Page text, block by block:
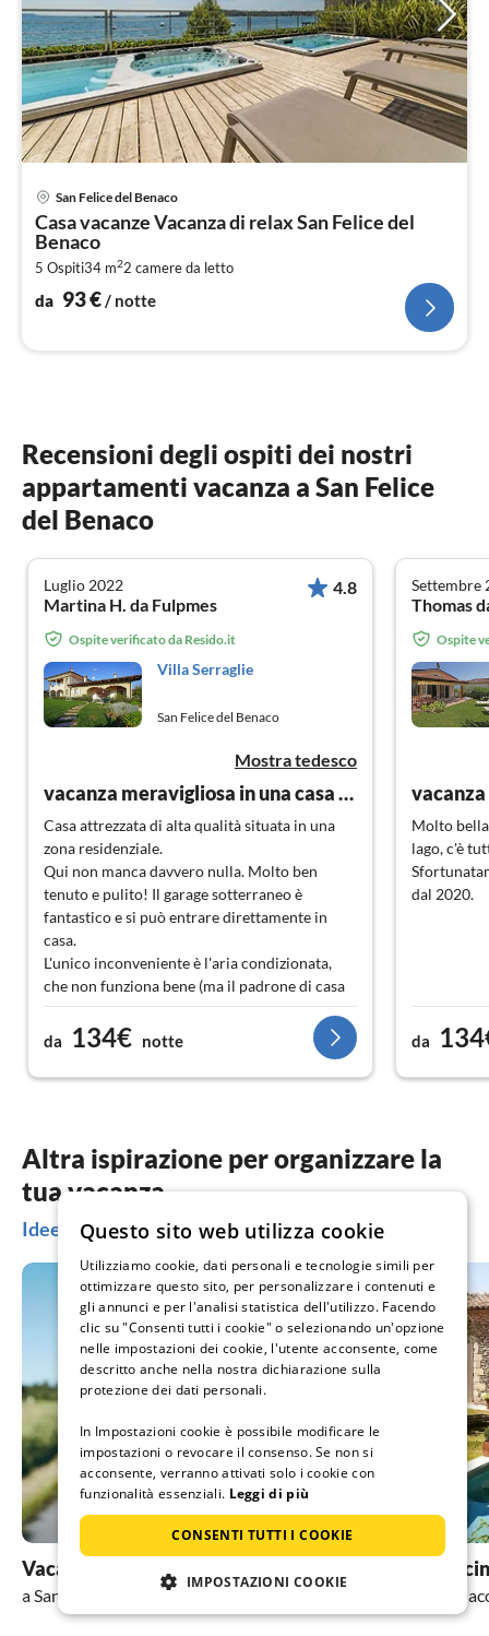
San Felice del Benaco
Casa vacanze Vacanza di relax San Felice del
Benaco
5 Ospiti34 m22 camere da letto
da 93€/ notte
Recensioni degli ospiti dei nostri
appartamenti vacanza a San Felice
del Benaco
Luglio 2022
Martina H. da Fulpmes
4.8
Ospite verificato da Resido.it
Villa Serraglie
San Felice del Benaco
Mostra tedesco
vacanza meravigliosa in una casa molto bella
Casa attrezzata di alta qualità situata in una
zona residenziale.
Qui non manca davvero nulla. Molto ben
tenuto e pulito! Il garage sotterraneo è
fantastico e si può entrare direttamente in
casa.
L'unico inconveniente è l'aria condizionata,
che non funziona bene (ma il padrone di casa
ne è già al corrente) e la strada, che è piuttosto
trafficata al mattino e alla sera e si trova nella
zona anteriore della casa. Ma questo è già
lamentarsi ad alto livello ;-)
Torneremo sicuramente!
da 134€ notte
Settembre
Thomas
Ospite
Molto
lago, c'è
dal 2020.
da
Altra ispirazione per organizzare la
tua vacanza
Idee per le vacanze a San Felice del Benaco
Vacanza con il cane
a San Felice del Benaco
Vacanza con
a San Felice del
Questo sito web utilizza cookie
Utilizziamo cookie, dati personali e tecnologie simili per
ottimizzare questo sito, per personalizzare i contenuti e
gli annunci e per l'analisi statistica dell'utilizzo. Facendo
clic su "Consenti tutti i cookie" o selezionando un'opzione
nelle impostazioni dei cookie, l'utente acconsente, come
descritto anche nella nostra dichiarazione sulla
protezione dei dati personali.
In Impostazioni cookie è possibile modificare le
impostazioni o revocare il consenso. Se non si
acconsente, verranno attivati solo i cookie con
funzionalità essenziali. Leggi di più
CONSENTI TUTTI I COOKIE
IMPOSTAZIONI COOKIE